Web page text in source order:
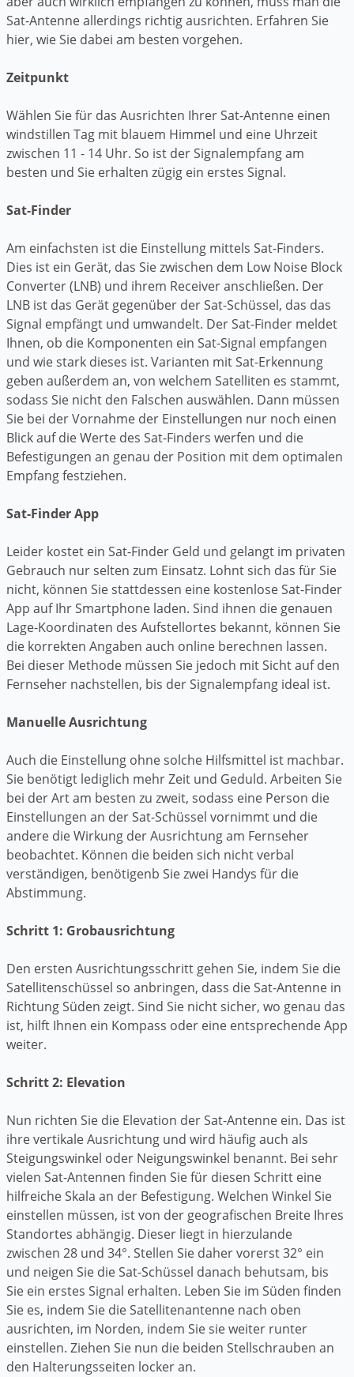
Sat-Antenne allerdings richtig ausrichten. Erfahren Sie
hier, wie Sie dabei am besten vorgehen.
Zeitpunkt
Wählen Sie für das Ausrichten Ihrer Sat-Antenne einen
windstillen Tag mit blauem Himmel und eine Uhrzeit
zwischen 11 - 14 Uhr. So ist der Signalempfang am
besten und Sie erhalten zügig ein erstes Signal.
Sat-Finder
Am einfachsten ist die Einstellung mittels Sat-Finders.
Dies ist ein Gerät, das Sie zwischen dem Low Noise Block
Converter (LNB) und ihrem Receiver anschließen. Der
LNB ist das Gerät gegenüber der Sat-Schüssel, das das
Signal empfängt und umwandelt. Der Sat-Finder meldet
Ihnen, ob die Komponenten ein Sat-Signal empfangen
und wie stark dieses ist. Varianten mit Sat-Erkennung
geben außerdem an, von welchem Satelliten es stammt,
sodass Sie nicht den Falschen auswählen. Dann müssen
Sie bei der Vornahme der Einstellungen nur noch einen
Blick auf die Werte des Sat-Finders werfen und die
Befestigungen an genau der Position mit dem optimalen
Empfang festziehen.
Sat-Finder App
Leider kostet ein Sat-Finder Geld und gelangt im privaten
Gebrauch nur selten zum Einsatz. Lohnt sich das für Sie
nicht, können Sie stattdessen eine kostenlose Sat-Finder
App auf Ihr Smartphone laden. Sind ihnen die genauen
Lage-Koordinaten des Aufstellortes bekannt, können Sie
die korrekten Angaben auch online berechnen lassen.
Bei dieser Methode müssen Sie jedoch mit Sicht auf den
Fernseher nachstellen, bis der Signalempfang ideal ist.
Manuelle Ausrichtung
Auch die Einstellung ohne solche Hilfsmittel ist machbar.
Sie benötigt lediglich mehr Zeit und Geduld. Arbeiten Sie
bei der Art am besten zu zweit, sodass eine Person die
Einstellungen an der Sat-Schüssel vornimmt und die
andere die Wirkung der Ausrichtung am Fernseher
beobachtet. Können die beiden sich nicht verbal
verständigen, benötigenb Sie zwei Handys für die
Abstimmung.
Schritt 1: Grobausrichtung
Den ersten Ausrichtungsschritt gehen Sie, indem Sie die
Satellitenschüssel so anbringen, dass die Sat-Antenne in
Richtung Süden zeigt. Sind Sie nicht sicher, wo genau das
ist, hilft Ihnen ein Kompass oder eine entsprechende App
weiter.
Schritt 2: Elevation
Nun richten Sie die Elevation der Sat-Antenne ein. Das ist
ihre vertikale Ausrichtung und wird häufig auch als
Steigungswinkel oder Neigungswinkel benannt. Bei sehr
vielen Sat-Antennen finden Sie für diesen Schritt eine
hilfreiche Skala an der Befestigung. Welchen Winkel Sie
einstellen müssen, ist von der geografischen Breite Ihres
Standortes abhängig. Dieser liegt in hierzulande
zwischen 28 und 34°. Stellen Sie daher vorerst 32° ein
und neigen Sie die Sat-Schüssel danach behutsam, bis
Sie ein erstes Signal erhalten. Leben Sie im Süden finden
Sie es, indem Sie die Satellitenantenne nach oben
ausrichten, im Norden, indem Sie sie weiter runter
einstellen. Ziehen Sie nun die beiden Stellschrauben an
den Halterungsseiten locker an.